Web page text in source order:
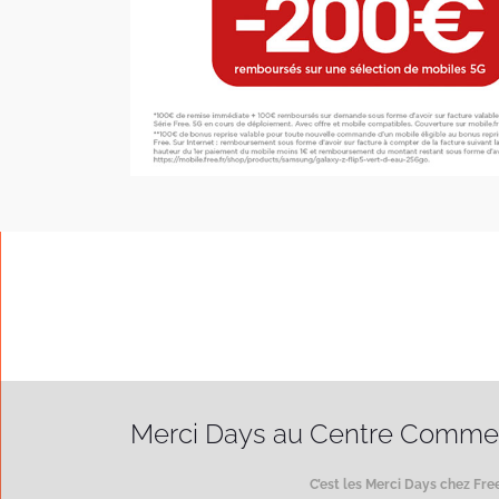
Merci Days au Centre
C’est les Merci Days chez